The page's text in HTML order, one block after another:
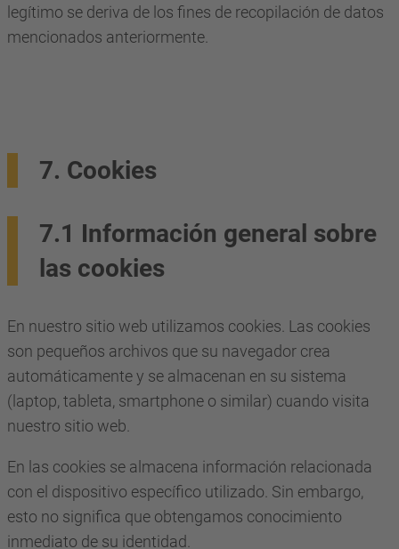
legítimo se deriva de los fines de recopilación de datos
mencionados anteriormente.
7. Cookies
7.1 Información general sobre
las cookies
En nuestro sitio web utilizamos cookies. Las cookies
son pequeños archivos que su navegador crea
automáticamente y se almacenan en su sistema
(laptop, tableta, smartphone o similar) cuando visita
nuestro sitio web.
En las cookies se almacena información relacionada
con el dispositivo específico utilizado. Sin embargo,
esto no significa que obtengamos conocimiento
inmediato de su identidad.